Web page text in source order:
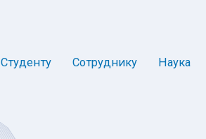
Студенту Сотруднику Наука